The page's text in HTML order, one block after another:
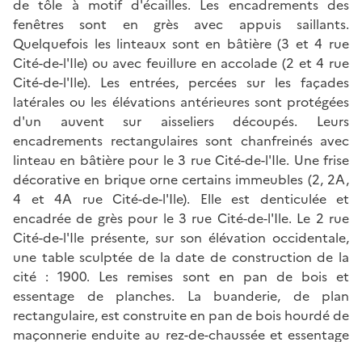
de tôle à motif d'écailles. Les encadrements des
fenêtres sont en grès avec appuis saillants.
Quelquefois les linteaux sont en bâtière (3 et 4 rue
Cité-de-l'Ile) ou avec feuillure en accolade (2 et 4 rue
Cité-de-l'Ile). Les entrées, percées sur les façades
latérales ou les élévations antérieures sont protégées
d'un auvent sur aisseliers découpés. Leurs
encadrements rectangulaires sont chanfreinés avec
linteau en bâtière pour le 3 rue Cité-de-l'Ile. Une frise
décorative en brique orne certains immeubles (2, 2A,
4 et 4A rue Cité-de-l'Ile). Elle est denticulée et
encadrée de grès pour le 3 rue Cité-de-l'Ile. Le 2 rue
Cité-de-l'Ile présente, sur son élévation occidentale,
une table sculptée de la date de construction de la
cité : 1900. Les remises sont en pan de bois et
essentage de planches. La buanderie, de plan
rectangulaire, est construite en pan de bois hourdé de
maçonnerie enduite au rez-de-chaussée et essentage